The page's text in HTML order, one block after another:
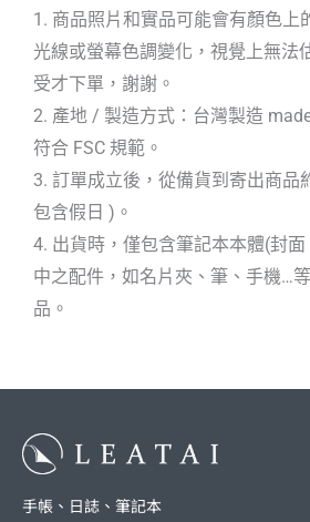
1. 商品照片和實品可能會有顏色上
光線或螢幕色調變化，視覺上無法
受才下單，謝謝。
2. 產地 / 製造方式：台灣製造
符合 FSC 規範。
3. 訂單成立後，從備貨到寄出商品
包含假日 )。
4. 出貨時，僅包含筆記本本體(封
中之配件，如名片夾、筆、手機…
品。
手帳、日誌、筆記本